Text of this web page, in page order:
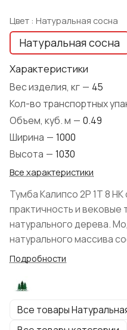
Цвет : Натуральная сосна
Натуральная сосна
Характеристики
Вес изделия, кг — 45
Кол-во транспортных
Объем, куб. м — 0.49
Ширина — 1000
Высота — 1030
Все характеристики
Тумба Калипсо 2P 1T 8
практичность и вековые
натурального дерева.
натурального массива
не оставит равнодушным
Поверхность мебели
изделия. Модель
Подробности
Все товары